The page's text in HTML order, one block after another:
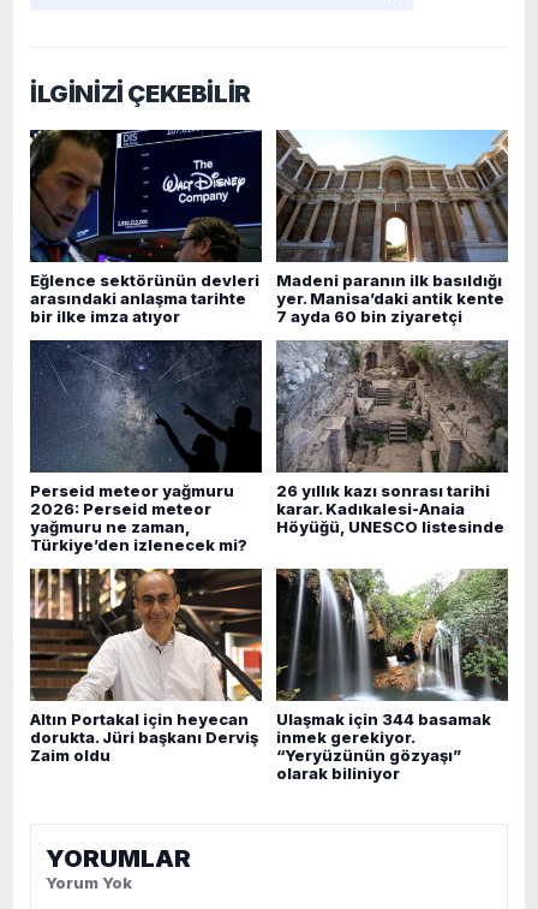
İLGİNİZİ ÇEKEBİLİR
Eğlence sektörünün devleri
arasındaki anlaşma tarihte
bir ilke imza atıyor
Madeni paranın ilk basıldığı
yer. Manisa’daki antik kente
7 ayda 60 bin ziyaretçi
Perseid meteor yağmuru
2026: Perseid meteor
yağmuru ne zaman,
Türkiye’den izlenecek mi?
26 yıllık kazı sonrası tarihi
karar. Kadıkalesi-Anaia
Höyüğü, UNESCO listesinde
Altın Portakal için heyecan
dorukta. Jüri başkanı Derviş
Zaim oldu
Ulaşmak için 344 basamak
inmek gerekiyor.
“Yeryüzünün gözyaşı”
olarak biliniyor
YORUMLAR
Yorum Yok